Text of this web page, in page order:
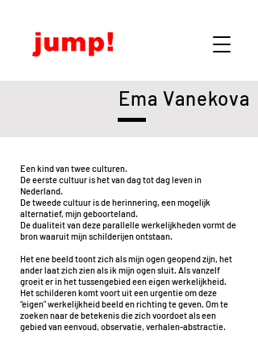
Ema Vanekova
Een kind van twee culturen.
De eerste cultuur is het van dag tot dag leven in
Nederland.
De tweede cultuur is de herinnering, een mogelijk
alternatief, mijn geboorteland.
De dualiteit van deze parallelle werkelijkheden vormt de
bron waaruit mijn schilderijen ontstaan.
Het ene beeld toont zich als mijn ogen geopend zijn, het
ander laat zich zien als ik mijn ogen sluit. Als vanzelf
groeit er in het tussengebied een eigen werkelijkheid.
Het schilderen komt voort uit een urgentie om deze
“eigen” werkelijkheid beeld en richting te geven. Om te
zoeken naar de betekenis die zich voordoet als een
gebied van eenvoud, observatie, verhalen-abstractie.